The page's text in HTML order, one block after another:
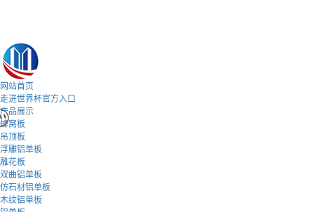
网站首页
走进世界杯官方入口
产品展示
蜂窝板
吊顶板
浮雕铝单板
雕花板
双曲铝单板
仿石材铝单板
木纹铝单板